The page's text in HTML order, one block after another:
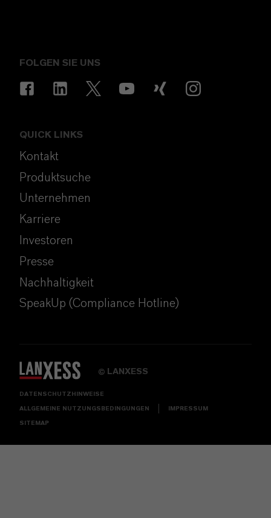
FOLGEN SIE UNS
QUICK LINKS
Kontakt
Produktsuche
Unternehmen
Karriere
Investoren
Presse
Nachhaltigkeit
SpeakUp (Compliance Hotline)
© LANXESS
DATENSCHUTZHINWEISE
ALLGEMEINE NUTZUNGSBEDINGUNGEN IMPRESSUM
SITEMAP